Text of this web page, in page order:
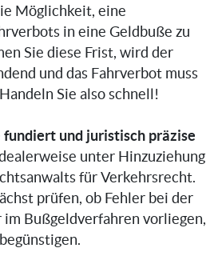
Möglichkeit, eine
in eine Geldbuße zu
Sie diese Frist, wird der
und das Fahrverbot muss
Sie also schnell!
fundiert und juristisch präzise
unter Hinzuziehung
für Verkehrsrecht.
prüfen, ob Fehler bei der
im Bußgeldverfahren vorliegen,